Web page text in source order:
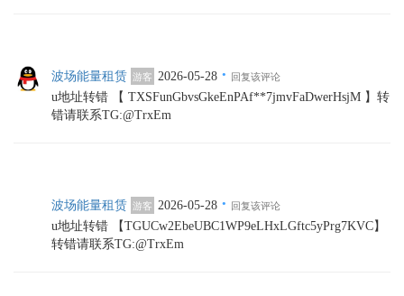
波场能量租赁 游客 2026-05-28 · 回复该评论
u地址转错 【 TXSFunGbvsGkeEnPAf**7jmvFaDwerHsjM 】转
错请联系TG:@TrxEm
波场能量租赁 游客 2026-05-28 · 回复该评论
u地址转错 【TGUCw2EbeUBC1WP9eLHxLGftc5yPrg7KVC】
转错请联系TG:@TrxEm